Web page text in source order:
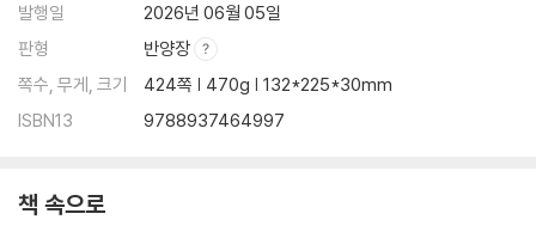
발행일
2026년 06월 05일
판형
반양장
쪽수, 무게, 크기
424쪽 | 470g | 132*225*30mm
ISBN13
9788937464997
책 속으로